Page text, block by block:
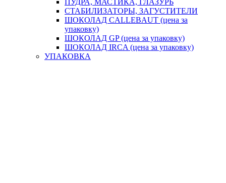
ПУДРА, МАСТИКА, ГЛАЗУРЬ
СТАБИЛИЗАТОРЫ, ЗАГУСТИТЕЛИ
ШОКОЛАД CALLEBAUT (цена за
упаковку)
ШОКОЛАД GP (цена за упаковку)
ШОКОЛАД IRCA (цена за упаковку)
УПАКОВКА